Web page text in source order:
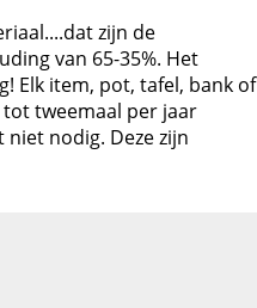
zijn de
van 65-35%. Het
Elk item, pot, tafel, bank of
tweemaal per jaar
nodig. Deze zijn